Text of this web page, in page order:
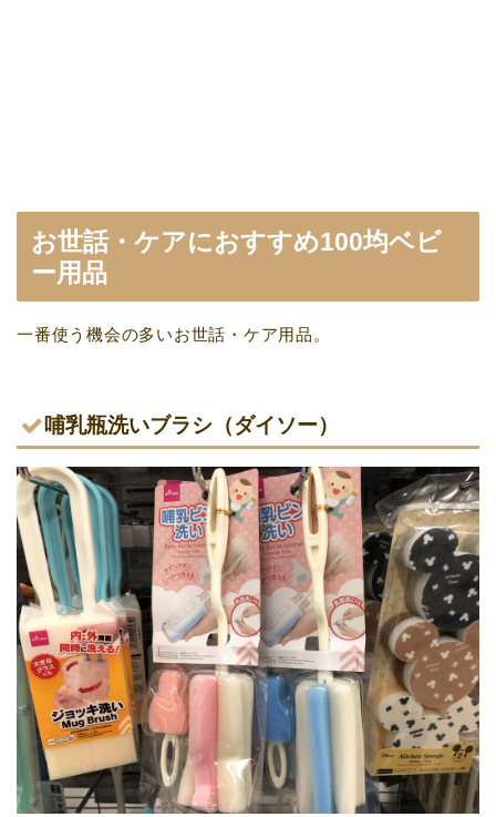
お世話・ケアにおすすめ100均ベビ
ー用品
一番使う機会の多いお世話・ケア用品。
哺乳瓶洗いブラシ（ダイソー）